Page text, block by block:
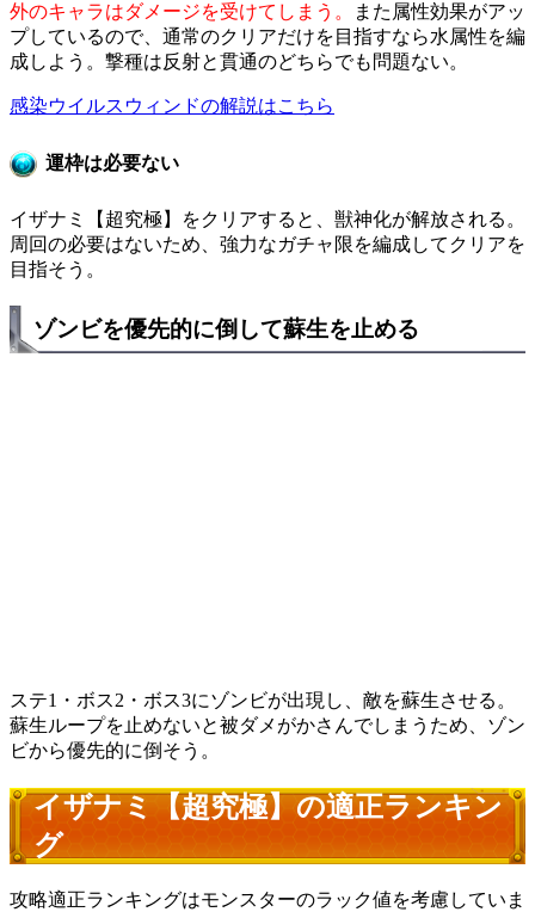
外のキャラはダメージを受けてしまう。
また属性効果がアッ
プしているので、通常のクリアだけを目指すなら水属性を編
成しよう。撃種は反射と貫通のどちらでも問題ない。
感染ウイルスウィンドの解説はこちら
運枠は必要ない
イザナミ【超究極】をクリアすると、獣神化が解放される。
周回の必要はないため、強力なガチャ限を編成してクリアを
目指そう。
ゾンビを優先的に倒して蘇生を止める
ステ1・ボス2・ボス3にゾンビが出現し、敵を蘇生させる。
蘇生ループを止めないと被ダメがかさんでしまうため、ゾン
ビから優先的に倒そう。
イザナミ【超究極】の適正ランキン
グ
攻略適正ランキングはモンスターのラック値を考慮していま